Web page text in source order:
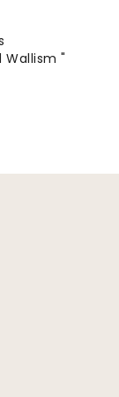
"